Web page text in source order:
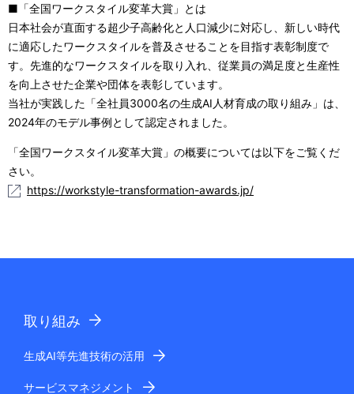
■「全国ワークスタイル変革大賞」とは​
日本社会が直面する超少子高齢化と人口減少に対応し、新しい時代
に適応したワークスタイルを普及させることを目指す表彰制度で
す。先進的なワークスタイルを取り入れ、従業員の満足度と生産性
を向上させた企業や団体を表彰しています。​
当社が実践した「全社員3000名の生成AI人材育成の取り組み」は、
2024年のモデル事例として認定されました。
「全国ワークスタイル変革大賞」の概要については以下をご覧くだ
さい。
https://workstyle-transformation-awards.jp/
取り組み
生成AI等先進技術の活用
サービスマネジメント